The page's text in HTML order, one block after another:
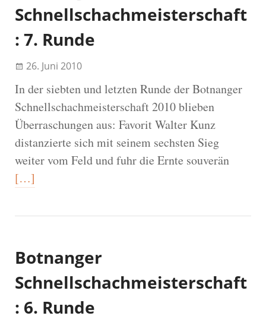
Schnellschachmeisterschaft
: 7. Runde
26. Juni 2010
In der siebten und letzten Runde der Botnanger
Schnellschachmeisterschaft 2010 blieben
Überraschungen aus: Favorit Walter Kunz
distanzierte sich mit seinem sechsten Sieg
weiter vom Feld und fuhr die Ernte souverän
[…]
Botnanger
Schnellschachmeisterschaft
: 6. Runde